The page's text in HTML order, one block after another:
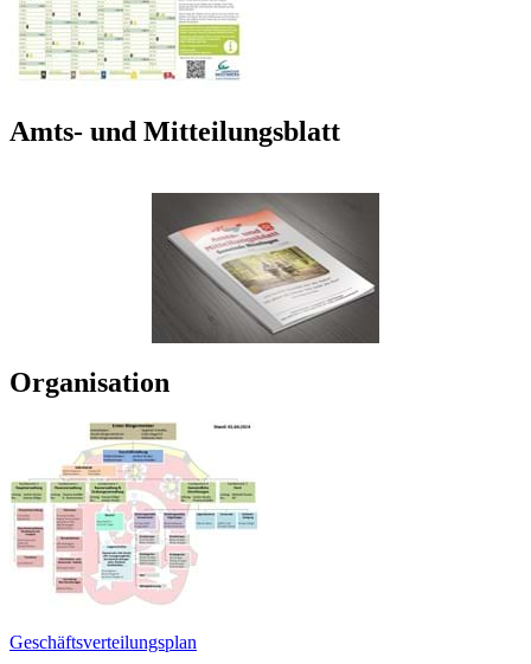
Amts- und Mitteilungsblatt
Organisation
Geschäftsverteilungsplan